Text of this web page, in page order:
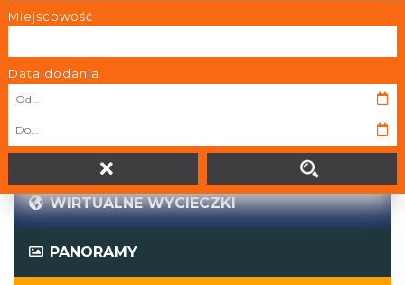
Miejscowość
Data dodania
Brak wyników
TRASY
WIRTUALNE WYCIECZKI
PANORAMY